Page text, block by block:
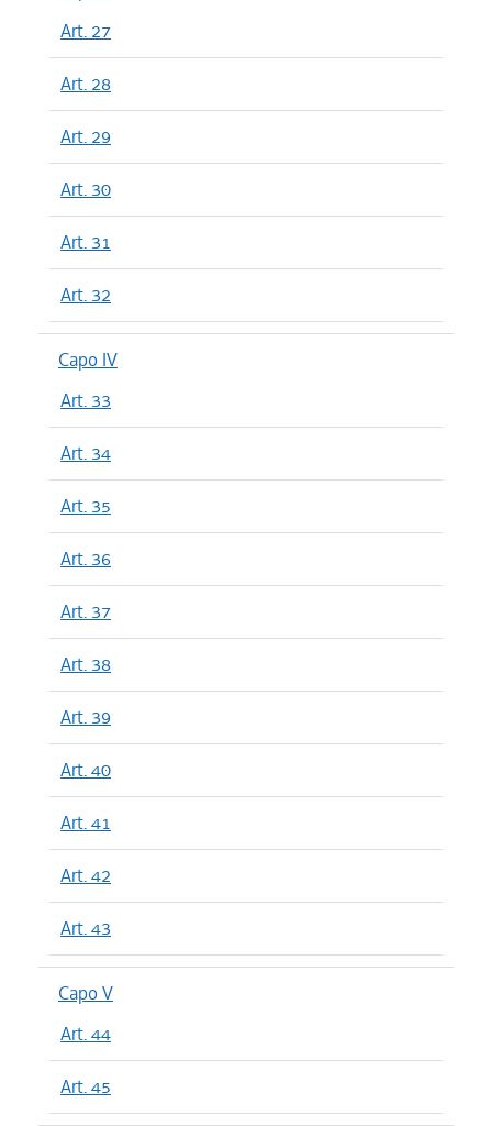
Art. 27
Art. 28
Art. 29
Art. 30
Art. 31
Art. 32
Capo IV
Art. 33
Art. 34
Art. 35
Art. 36
Art. 37
Art. 38
Art. 39
Art. 40
Art. 41
Art. 42
Art. 43
Capo V
Art. 44
Art. 45